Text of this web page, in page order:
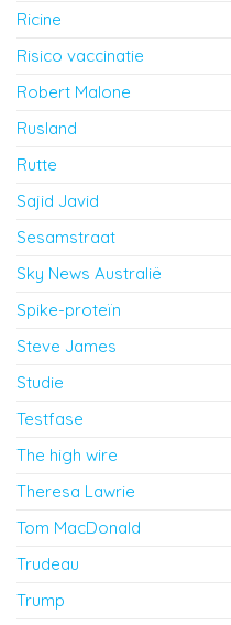
Ricine
Risico vaccinatie
Robert Malone
Rusland
Rutte
Sajid Javid
Sesamstraat
Sky News Australië
Spike-proteïn
Steve James
Studie
Testfase
The high wire
Theresa Lawrie
Tom MacDonald
Trudeau
Trump